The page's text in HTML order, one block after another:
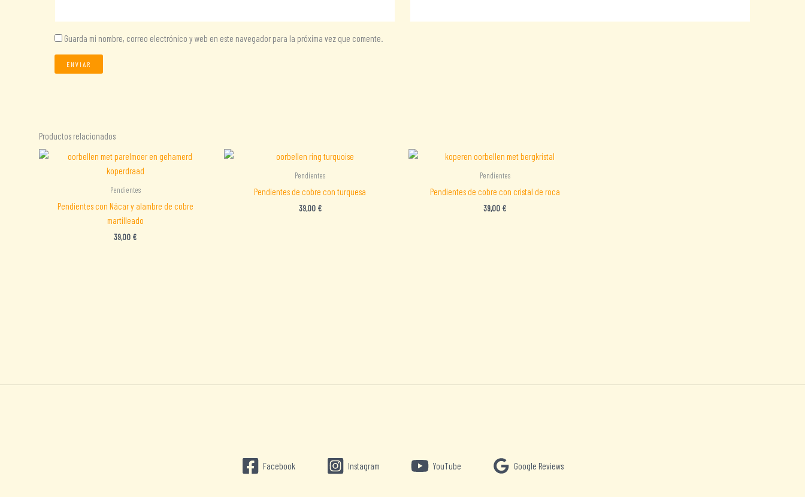
Guarda mi nombre, correo electrónico y web en este navegador para la próxima vez que comente.
Productos relacionados
Pendientes
Pendientes con Nácar y alambre de cobre
martilleado
39,00 €
Pendientes
Pendientes de cobre con turquesa
39,00 €
Pendientes
Pendientes de cobre con cristal de roca
39,00 €
Facebook Instagram YouTube Google Reviews